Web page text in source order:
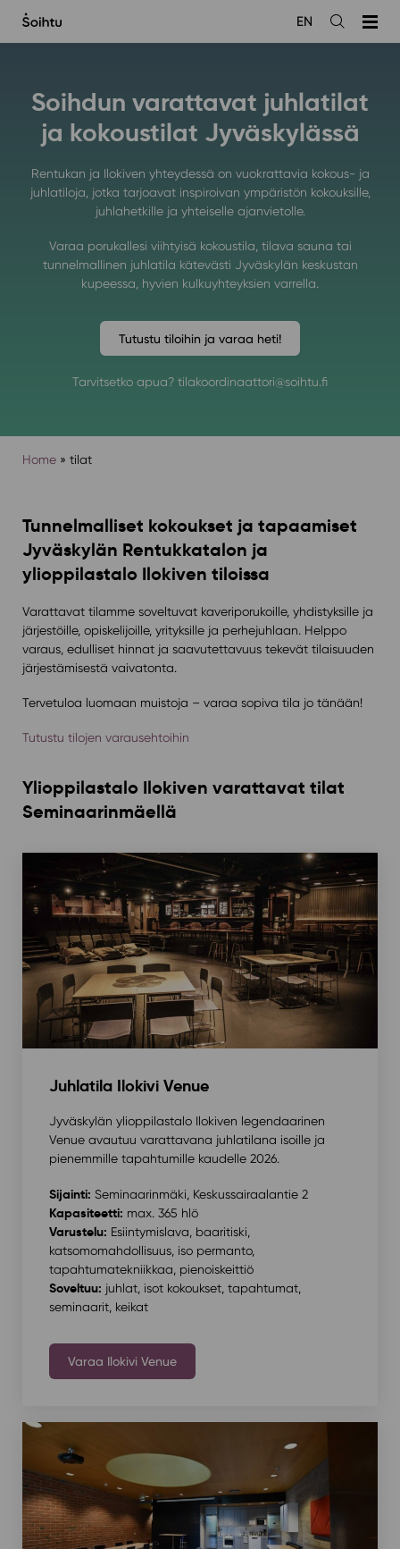
sisältöön
Avaa
EN
Home» tilat
Soihdun varattavat juhlatilat
ja kokoustilat Jyväskylässä
Rentukan ja Ilokiven yhteydessä on vuokrattavia kokous- ja
juhlatiloja, jotka tarjoavat inspiroivan ympäristön kokouksille,
juhlahetkille ja yhteiselle ajanvietolle.
Varaa porukallesi viihtyisä kokoustila, tilava sauna tai
tunnelmallinen juhlatila kätevästi Jyväskylän keskustan
kupeessa, hyvien kulkuyhteyksien varrella.
Tutustu tiloihin ja varaa heti!
Tarvitsetko apua? tilakoordinaattori@soihtu.fi
Tunnelmalliset kokoukset ja tapaamiset
Jyväskylän Rentukkatalon ja
ylioppilastalo Ilokiven tiloissa
Varattavat tilamme soveltuvat kaveriporukoille, yhdistyksille ja
järjestöille, opiskelijoille, yrityksille ja perhejuhlaan. Helppo
varaus, edulliset hinnat ja saavutettavuus tekevät tilaisuuden
järjestämisestä vaivatonta.
Tervetuloa luomaan muistoja – varaa sopiva tila jo tänään!
Tutustu tilojen varausehtoihin
Ylioppilastalo Ilokiven varattavat tilat
Seminaarinmäellä
Juhlatila Ilokivi Venue
Jyväskylän ylioppilastalo Ilokiven legendaarinen
Venue avautuu varattavana juhlatilana isoille ja
pienemmille tapahtumille kaudelle 2026.
Sijainti: Seminaarinmäki, Keskussairaalantie 2
Kapasiteetti: max. 365 hlö
Varustelu: Esiintymislava, baaritiski,
katsomomahdollisuus, iso permanto,
tapahtumatekniikkaa, pienoiskeittiö
Soveltuu: juhlat, isot kokoukset, tapahtumat,
seminaarit, keikat
Varaa Ilokivi Venue